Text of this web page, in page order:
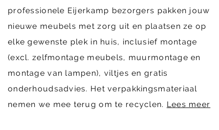
professionele Eijerkamp bezorgers pakken jouw
nieuwe meubels met zorg uit en plaatsen ze op
elke gewenste plek in huis, inclusief montage
(excl. zelfmontage meubels, muurmontage en
montage van lampen), viltjes en gratis
onderhoudsadvies. Het verpakkingsmateriaal
nemen we mee terug om te recyclen. Lees meer